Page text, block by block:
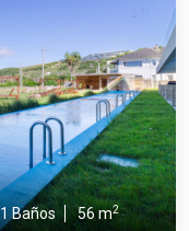
1 Baños 56 m2